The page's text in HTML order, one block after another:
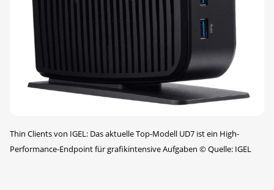
Thin Clients von IGEL: Das aktuelle Top­-Modell UD7 ist ein High-
Performance-Endpoint für grafikintensive Aufgaben ©Quelle: IGEL